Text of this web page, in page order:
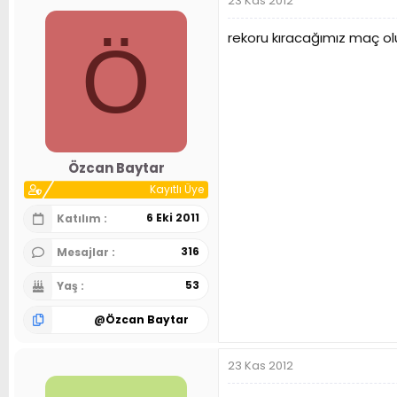
Ö
Özcan Baytar
Kayıtlı Üye
Katılım
6 Eki 2011
Mesajlar 316
Yaş 53
@Özcan Baytar
rekoru kıracağımız maç
23 Kas 2012